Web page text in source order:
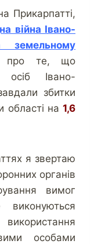
Прикарпатті,
війна Івано-
земельному
про те, що
осіб Івано-
збитки
області на 1,6
я звертаю
органів
вимог
виконуються
особами